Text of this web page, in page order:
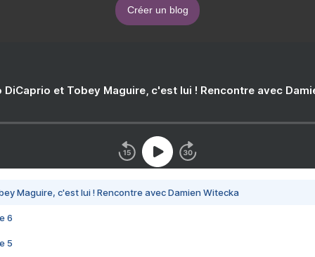
Créer un blog
DiCaprio et Tobey Maguire, c'est lui ! Rencontre avec
Maguire, c'est lui ! Rencontre avec Damien Witecka
6
5